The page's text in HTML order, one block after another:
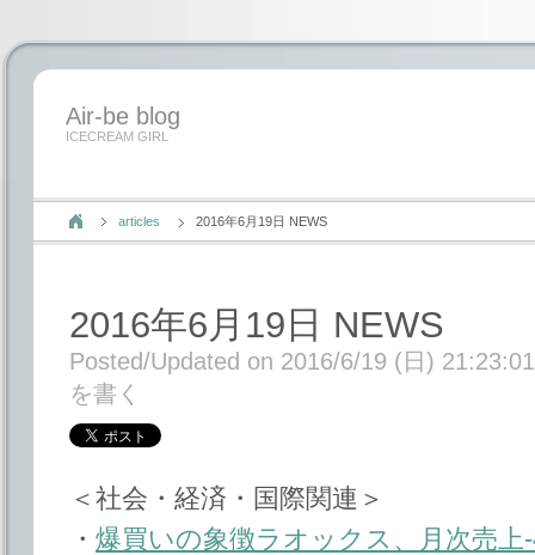
Air-be blog
ICECREAM GIRL
articles 2016年6月19日 NEWS
2016年6月19日 NEWS
Posted/Updated on 2016/6/19 (日) 21:23:01
を書く
＜社会・経済・国際関連＞
・ 爆買いの象徴ラオックス、月次売上